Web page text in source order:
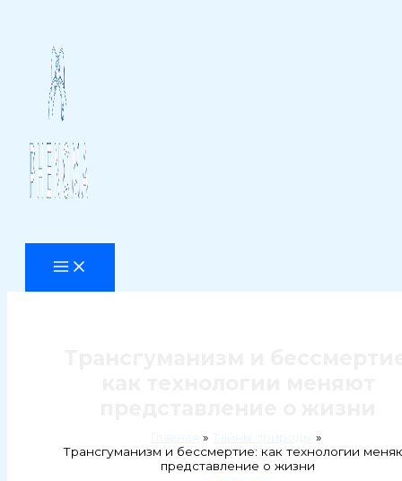
Главная
Тайны природы
Трансгуманизм и бессмертие: как технологии
представление о жизни